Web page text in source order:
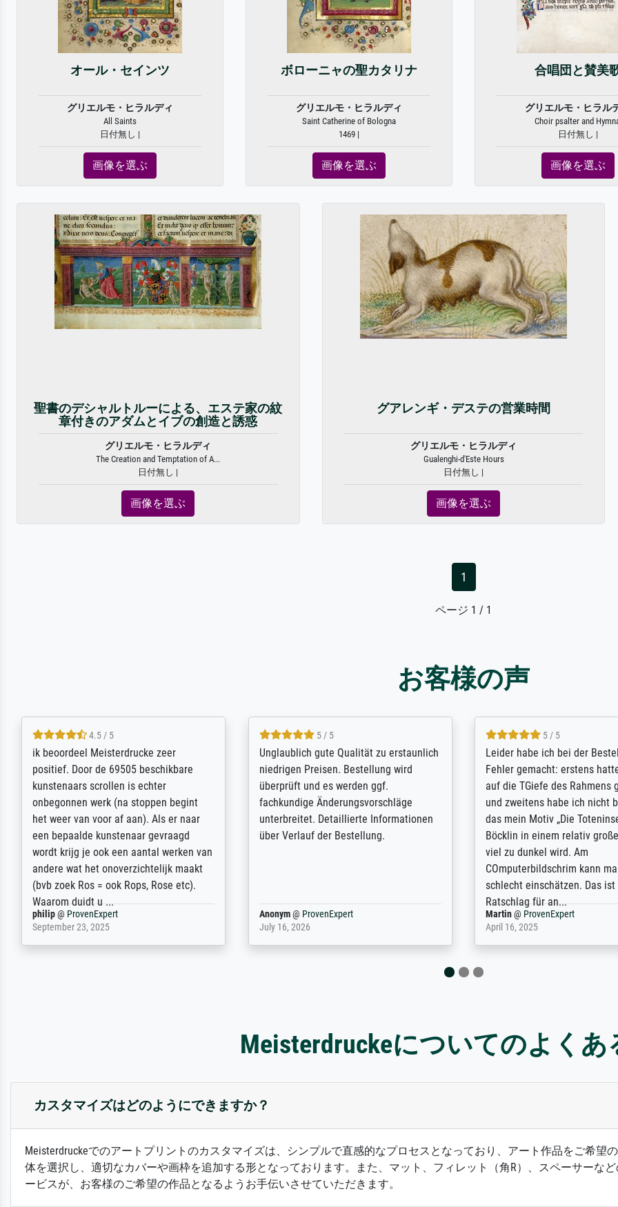
オール・セインツ
グリエルモ・ヒラルディ
All Saints
日付無し |
画像を選ぶ
ボローニャの聖カタリナ
グリエルモ・ヒラルディ
Saint Catherine of Bologna
1469 |
画像を選ぶ
合唱団と賛美
グリエルモ・ヒラル
Choir psalter and
日付無し |
画像を選ぶ
聖書のデシャルトルーによる、エステ家の紋
章付きのアダムとイブの創造と誘惑
グリエルモ・ヒラルディ
The Creation and Temptation of A...
日付無し |
画像を選ぶ
グアレンギ・デステの営業時間
グリエルモ・ヒラルディ
Gualenghi-d'Este Hours
日付無し |
画像を選ぶ
1
ページ 1 / 1
お客様の声
5 / 5
Die Zufriedenheit ist auch nicht dadurch
getrübt, dass das Bild entgegen einer
angegebenen Lieferanschrift (sollte
eine Überraschung für die normannische
Ehefrau sein zum Hochzeits- gleichzeitig
auch Geburtstag sein) doch nach zu
Hause zugestellt wurde.
Jürgen@ProvenExpert
April 22, 2026
5 / 5
Excellent / Highly recommended. The
selection, ordering and payment process
were easy, shipping was efficient and
the item itself exceeds expectations. I
am based in the UK and found the site
searching for a specific print - I am very
SJL@ProvenExpert
December 2, 2025
5 / 5
The team at Meisterdrucke
meet its clients demands,
expert advice on how to
results for the prints
client. The company has a
repertoire of prints to
will provide excellent service
regards to prints which are
repertoire. Highly
Anonym@ProvenExpert
April 22, 2026
Meisterdruckeについてのよくあ
カスタマイズはどのようにできますか？
Meisterdruckeでのアートプリントのカスタマイズは、シンプルで直感的なプロセスとなっており、アート作品をご希
体を選択し、適切なカバーや画枠を追加する形となっております。また、マット、フィレット（角R）、スペーサーな
ービスが、お客様のご希望の作品となるようお手伝いさせていただきます。